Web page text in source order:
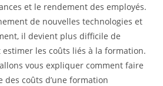
et le rendement des employés.
de nouvelles technologies et
il devient plus difficile de
les coûts liés à la formation.
vous expliquer comment faire
coûts d’une formation